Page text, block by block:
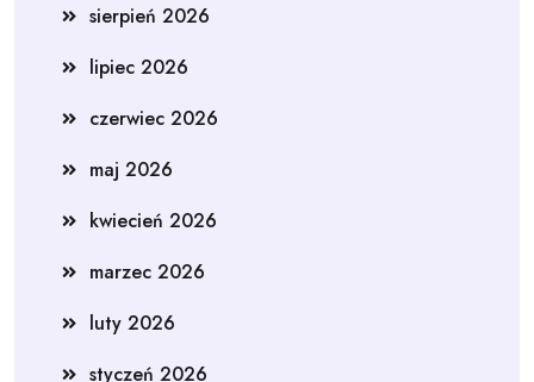
sierpień 2026
lipiec 2026
czerwiec 2026
maj 2026
kwiecień 2026
marzec 2026
luty 2026
styczeń 2026